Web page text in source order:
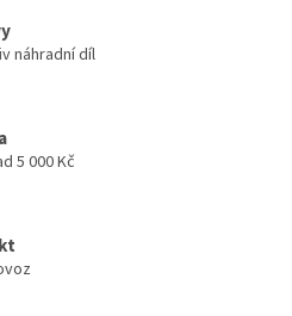
náhradní díl
5 000 Kč